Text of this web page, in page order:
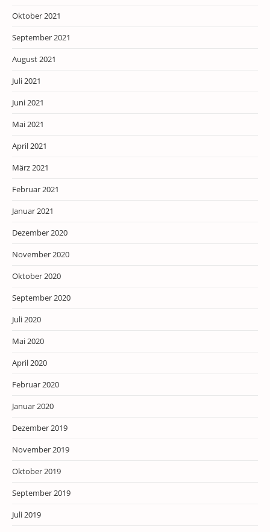
Oktober 2021
September 2021
August 2021
Juli 2021
Juni 2021
Mai 2021
April 2021
März 2021
Februar 2021
Januar 2021
Dezember 2020
November 2020
Oktober 2020
September 2020
Juli 2020
Mai 2020
April 2020
Februar 2020
Januar 2020
Dezember 2019
November 2019
Oktober 2019
September 2019
Juli 2019